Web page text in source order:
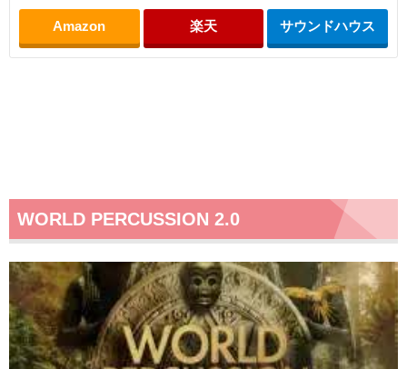
Amazon 楽天 サウンドハウス
WORLD PERCUSSION 2.0